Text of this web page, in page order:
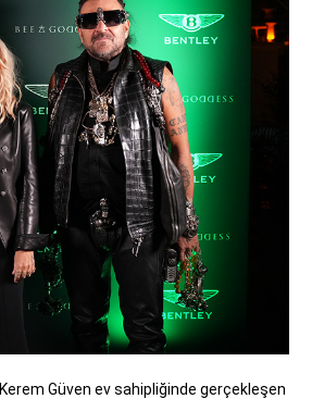
Güven ev sahipliğinde gerçekleşen